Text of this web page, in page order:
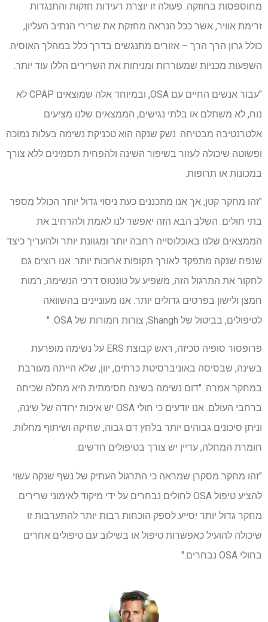
מחוספסות בחוזקה. פעולה זו יוצרת רעידות חזקות והתנגדות
זרימת אוויר, אשר ככל הנראה מחזקת את שרירי הנתיב העליון,
כולל גרון הרך הרך – אזורים מתנגשים בדרך כלל במהלך האוסיה.
השפעות מכניות שמעוררות ומניחות את השרירים הללו עוד יותר.
"עבור אנשים החיים עם OSA, ובמיוחד אלה שמוצאים CPAP לא
נוח, לא משתלם או בלתי נגישים, הממצאים שלנו מציעים
אלטרנטיבה מבטיחה. נשק שנקה הוא טכניקת נשימה בעלות נמוכה
ופשוטה שיכולה לעזור בשיפור השינה ולהפחית תסמינים ללא צורך
במכונות או תרופות.
"זהו מחקר קטן, אך אנו מתכננים כעת ניסוי גדול יותר הכולל מספר
בתי חולים. השלב הבא הזה יאפשר לנו לאמת ולהרחיב את
הממצאים שלנו באוכלוסייה רחבה יותר ומגוונת יותר ולהעריך כיצד
שנפח שנקה מתפקד לאורך תקופות ארוכות יותר. אנו רוצים גם
לחקור את התרגול הזה, משפיע על טונטוס דרכי הנשימה, רמות
חמצן ולישון בפרטים גדולים יותר. אנו מעוניינים בהשוואה
לטיפולים, בביטול של Shangh, צורות חמורות של OSA. "
פרופסור סופיה סכיזה, ראש קבוצת ERS על נשימה מופרעת
בשינה, שבסיסה באוניברסיטת כרתים, יוון, שלא הייתה מעורבת
במחקר אמרה: "דום נשימה בשינה חסימתית היא מחלה שכיחה
ברחבי העולם. אנו יודעים כי חולי OSA יש איכות ירודה של שינה,
וניתן סיכונים גבוהים יותר בלחץ דם גבוה, שחיקה ושיתוף מחלות.
חומרת המחלה, עדיין יש צורך בטיפולים חדשים.
"זהו מחקר מסקרן שמראה כי התרגול העתיק של נשף שנקה עשוי
להציע טיפול OSA לחולים נבחרים על ידי מיקוד לאימוני שרירים.
מחקר גדול יותר יסייע לספק הוכחות רבות יותר להתערבות זו
שיכולה להועיל כאפשרות טיפול או בשילוב עם טיפולים אחרים
בחולי OSA נבחרים."